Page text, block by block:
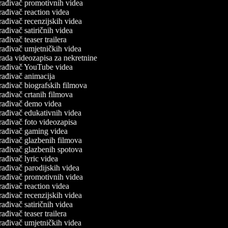
promotivnih videa
reaction videa
recenzijskih videa
satiričnih videa
teaser trailera
umjetničkih videa
videozapisa za nekretnine
YouTube videa
animacija
biografskih filmova
crtanih filmova
demo videa
edukativnih videa
foto videozapisa
gaming videa
glazbenih filmova
glazbenih spotova
lyric videa
parodijskih videa
promotivnih videa
reaction videa
recenzijskih videa
satiričnih videa
teaser trailera
umjetničkih videa